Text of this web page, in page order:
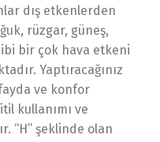
dış etkenlerden
rüzgar, güneş,
bir çok hava etkeni
Yaptıracağınız
ve konfor
kullanımı ve
“H” şeklinde olan